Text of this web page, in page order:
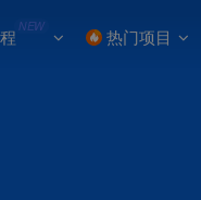
NEW 热门项目